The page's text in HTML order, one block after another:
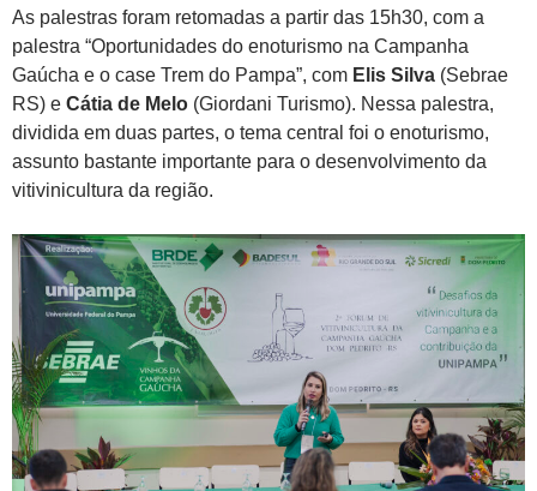
As palestras foram retomadas a partir das 15h30, com a
palestra “Oportunidades do enoturismo na Campanha
Gaúcha e o case Trem do Pampa”, com Elis Silva (Sebrae
RS) e Cátia de Melo (Giordani Turismo). Nessa palestra,
dividida em duas partes, o tema central foi o enoturismo,
assunto bastante importante para o desenvolvimento da
vitivinicultura da região.